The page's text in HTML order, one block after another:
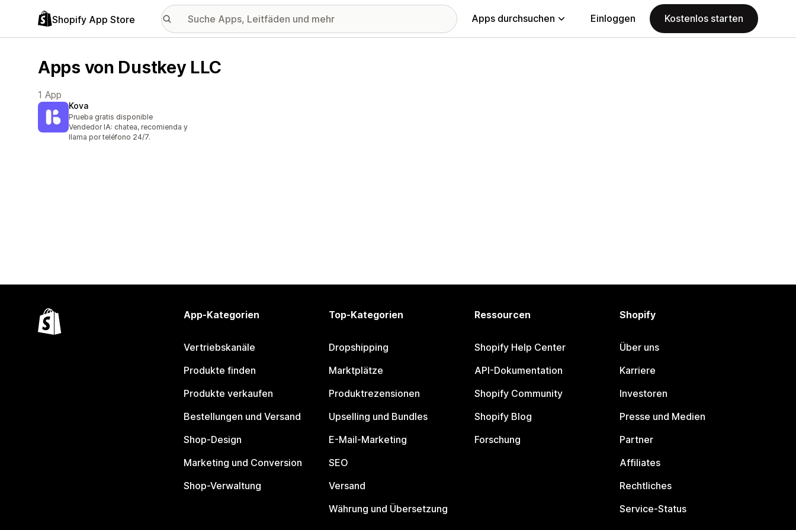
Shopify App Store Apps durchsuchen Einloggen Kostenlos starten
Apps von Dustkey LLC
1 App
Kova
Prueba gratis disponible
Vendedor IA: chatea, recomienda y
llama por teléfono 24/7.
App-Kategorien
Vertriebskanäle
Produkte finden
Produkte verkaufen
Bestellungen und Versand
Shop-Design
Marketing und Conversion
Shop-Verwaltung
Top-Kategorien
Dropshipping
Marktplätze
Produktrezensionen
Upselling und Bundles
E-Mail-Marketing
SEO
Versand
Währung und Übersetzung
Ressourcen
Shopify Help Center
API-Dokumentation
Shopify Community
Shopify Blog
Forschung
Shopify
Über uns
Karriere
Investoren
Presse und Medien
Partner
Affiliates
Rechtliches
Service-Status